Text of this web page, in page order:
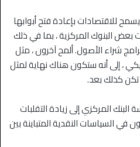
للاقتصادات بإعادة فتح أبوابها
بعض البنوك المركزية ، بما في ذلك
شراء الأصول. ألمح آخرون ، مثل
، إلى أنه ستكون هناك نهاية لمثل
كذلك بعد.
المركزي إلى زيادة التقلبات
السياسات النقدية المتباينة بين